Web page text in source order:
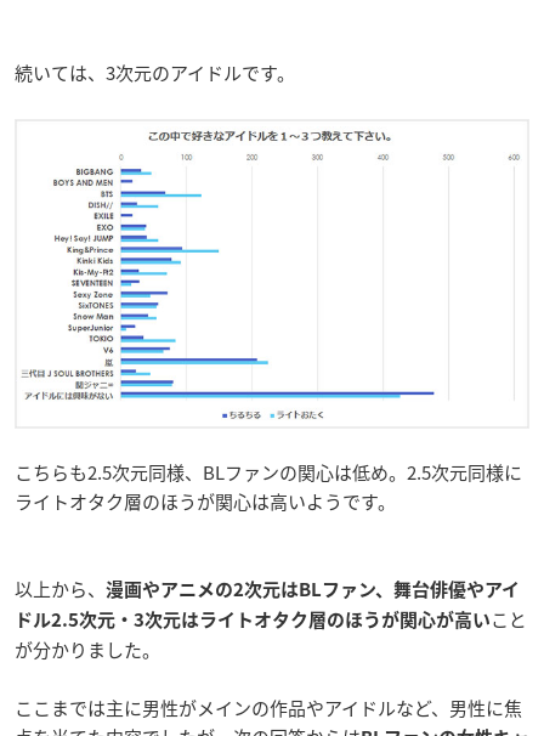
続いては、3次元のアイドルです。
こちらも2.5次元同様、BLファンの関心は低め。2.5次元同様に
ライトオタク層のほうが関心は高いようです。
以上から、
漫画やアニメの2次元はBLファン、舞台俳優やアイ
ドル2.5次元・3次元はライトオタク層のほうが関心が高い こと
が分かりました。
ここまでは主に男性がメインの作品やアイドルなど、男性に焦